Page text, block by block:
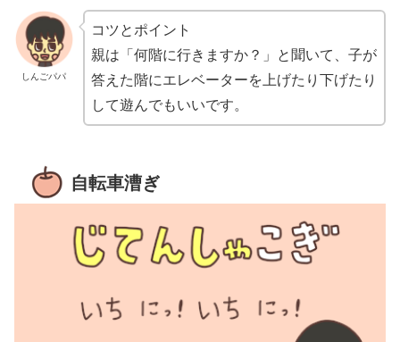
しんごパパ
コツとポイント
親は「何階に行きますか？」と聞いて、子が
答えた階にエレベーターを上げたり下げたり
して遊んでもいいです。
自転車漕ぎ